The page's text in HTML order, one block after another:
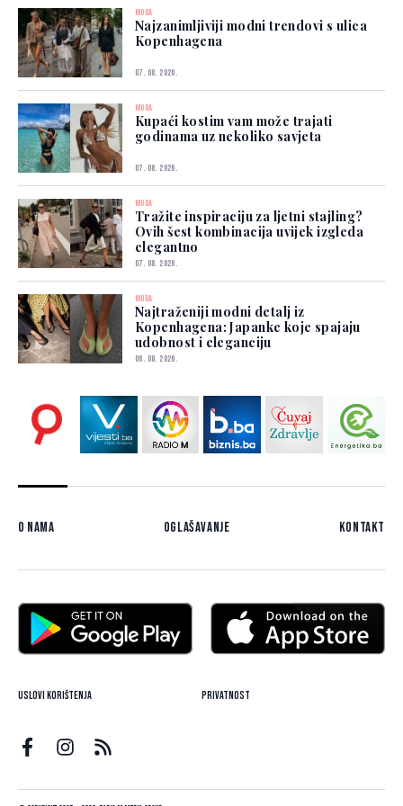
MODA
Najzanimljiviji modni trendovi s ulica
Kopenhagena
07. 08. 2026.
MODA
Kupaći kostim vam može trajati
godinama uz nekoliko savjeta
07. 08. 2026.
MODA
Tražite inspiraciju za ljetni stajling?
Ovih šest kombinacija uvijek izgleda
elegantno
07. 08. 2026.
MODA
Najtraženiji modni detalj iz
Kopenhagena: Japanke koje spajaju
udobnost i eleganciju
06. 08. 2026.
O nama Oglašavanje Kontakt
Uslovi korištenja Privatnost